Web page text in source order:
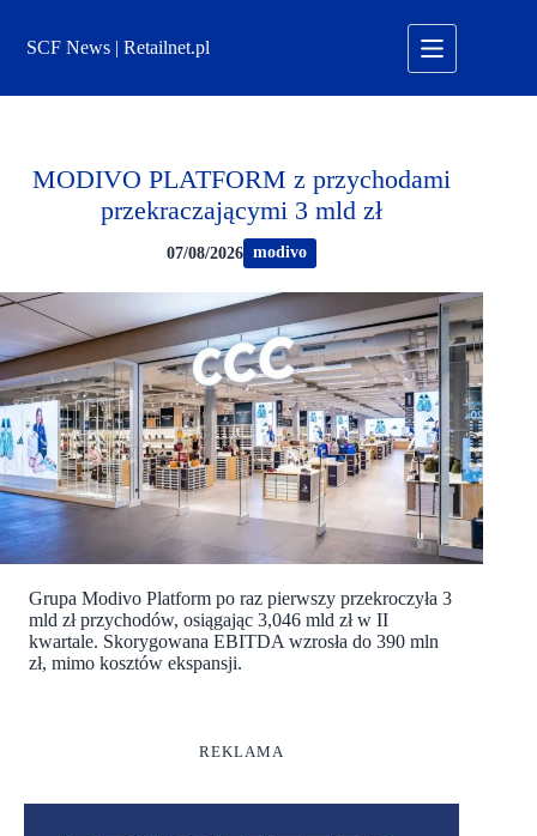
treściSCF News | Retailnet.pl
MODIVO PLATFORM z przychodami
przekraczającymi 3 mld zł
07/08/2026 modivo
Grupa Modivo Platform po raz pierwszy przekroczyła 3
mld zł przychodów, osiągając 3,046 mld zł w II
kwartale. Skorygowana EBITDA wzrosła do 390 mln
zł, mimo kosztów ekspansji.
REKLAMA